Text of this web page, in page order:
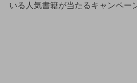
いる人気書籍が当たるキャンペー